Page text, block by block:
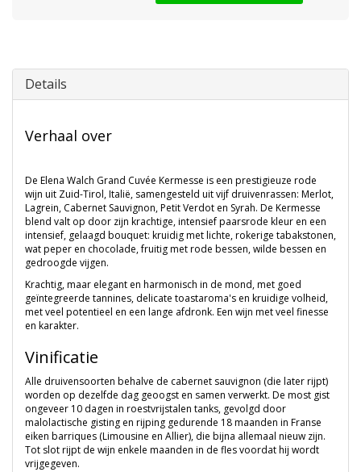
Details
Verhaal over
De Elena Walch Grand Cuvée Kermesse is een prestigieuze rode
wijn uit Zuid-Tirol, Italië, samengesteld uit vijf druivenrassen: Merlot,
Lagrein, Cabernet Sauvignon, Petit Verdot en Syrah. De Kermesse
blend valt op door zijn krachtige, intensief paarsrode kleur en een
intensief, gelaagd bouquet: kruidig met lichte, rokerige tabakstonen,
wat peper en chocolade, fruitig met rode bessen, wilde bessen en
gedroogde vijgen.
Krachtig, maar elegant en harmonisch in de mond, met goed
geïntegreerde tannines, delicate toastaroma's en kruidige volheid,
met veel potentieel en een lange afdronk. Een wijn met veel finesse
en karakter.
Vinificatie
Alle druivensoorten behalve de cabernet sauvignon (die later rijpt)
worden op dezelfde dag geoogst en samen verwerkt. De most gist
ongeveer 10 dagen in roestvrijstalen tanks, gevolgd door
malolactische gisting en rijping gedurende 18 maanden in Franse
eiken barriques (Limousine en Allier), die bijna allemaal nieuw zijn.
Tot slot rijpt de wijn enkele maanden in de fles voordat hij wordt
vrijgegeven.